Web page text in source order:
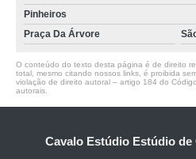
Pinheiros
Praça Da Árvore
O conteúdo do texto desta página é de direito
total, mesmo citando nossos links, é proibida
violação de direito autoral – artigo 184 do
autorais
Cavalo Estúdio Estúdio de